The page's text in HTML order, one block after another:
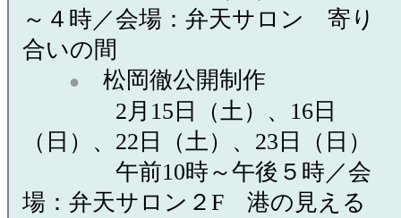
～４時／会場：弁天サロン 寄り
合いの間
●
松岡徹公開制作
2月15日（土）、16日
（日）、22日（土）、23日（日）
午前10時～午後５時／会
場：弁天サロン２F 港の見える